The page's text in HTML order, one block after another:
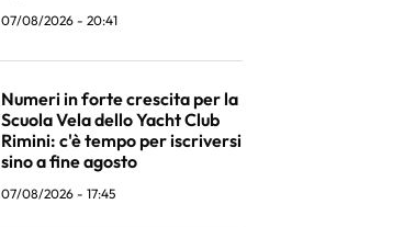
07/08/2026 - 20:41
Numeri in forte crescita per la
Scuola Vela dello Yacht Club
Rimini: c'è tempo per iscriversi
sino a fine agosto
07/08/2026 - 17:45